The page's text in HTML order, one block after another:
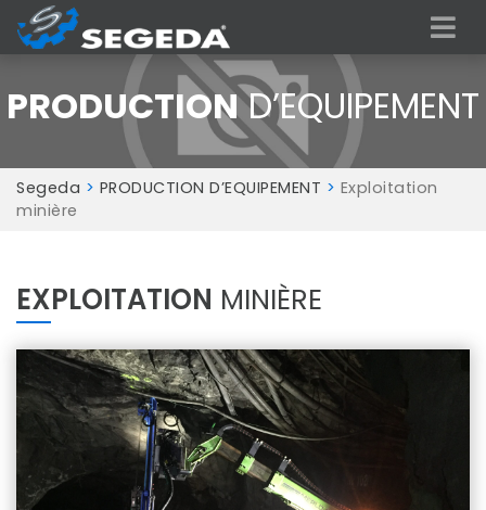
PRODUCTIOND’EQUIPEMENT
Segeda > PRODUCTION D’EQUIPEMENT > Exploitation
minière
EXPLOITATION MINIÈRE